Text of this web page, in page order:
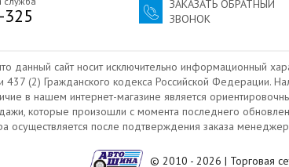
ЗАКАЗАТЬ ОБРАТНЫЙ
ЗВОНОК
данный сайт носит исключительно информационный
(2) Гражданского кодекса Российской Федерации.
в нашем интернет-магазине является
которые произошли с момента последнего
осуществляется после подтверждения заказа
© 2010 - 2026 | Торговая